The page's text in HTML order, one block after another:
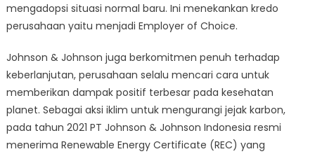
mengadopsi situasi normal baru. Ini menekankan kredo
perusahaan yaitu menjadi Employer of Choice.
Johnson & Johnson juga berkomitmen penuh terhadap
keberlanjutan, perusahaan selalu mencari cara untuk
memberikan dampak positif terbesar pada kesehatan
planet. Sebagai aksi iklim untuk mengurangi jejak karbon,
pada tahun 2021 PT Johnson & Johnson Indonesia resmi
menerima Renewable Energy Certificate (REC) yang